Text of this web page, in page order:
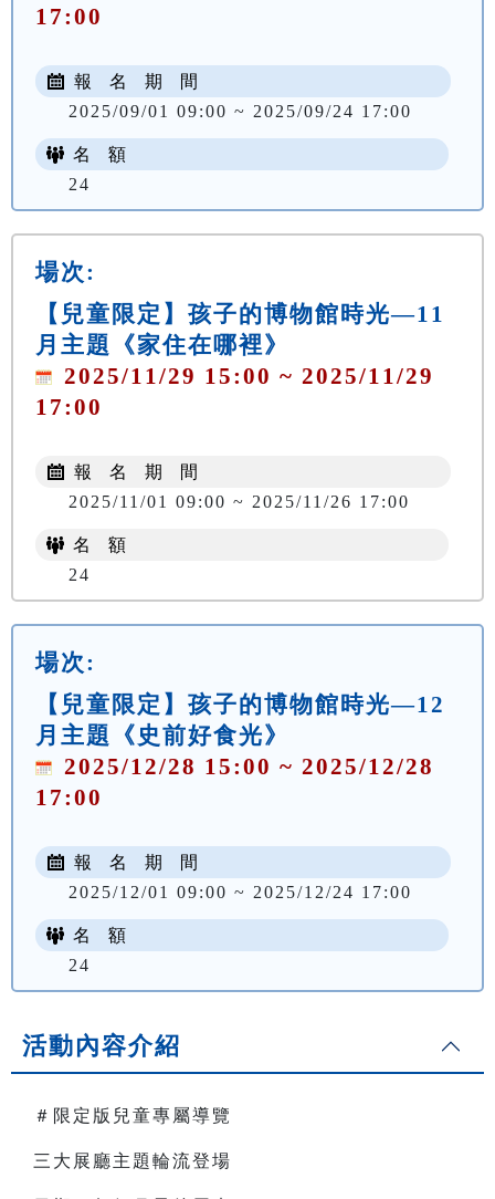
17:00
報 名 期 間
2025/09/01 09:00 ~ 2025/09/24 17:00
名 額
24
場次:
【兒童限定】孩子的博物館時光—11
月主題《家住在哪裡》
2025/11/29 15:00 ~ 2025/11/29
17:00
報 名 期 間
2025/11/01 09:00 ~ 2025/11/26 17:00
名 額
24
場次:
【兒童限定】孩子的博物館時光—12
月主題《史前好食光》
2025/12/28 15:00 ~ 2025/12/28
17:00
報 名 期 間
2025/12/01 09:00 ~ 2025/12/24 17:00
名 額
24
活動內容介紹
＃限定版兒童專屬導覽
三大展廳主題輪流登場